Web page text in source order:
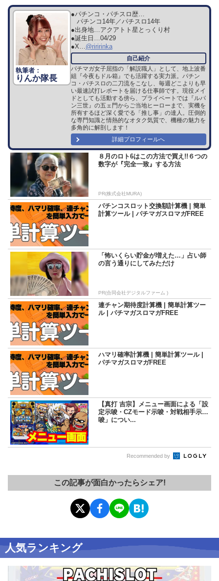
りんか隊長
●パチンコ・パチスロ歴…
パチンコ14年／パチスロ14年
●出身地…アクアトト星とっくり村
●誕生日…04/29
●X…@riririnka
パチマガ女子屈指の「解説職人」として、地上波番
組『今夜もドル箱』でも活躍する実力派。パチン
コ・パチスロの二刀流をこなし、毎週どこよりも早
い最速試打レポートを届ける仕事師です。現役メイ
ドとしても活動する傍ら、プライベートでは『ルパ
ン三世』の五ェ門からご当地ヒーローまで、実機を
所有するほど深く愛でる「推し事」の達人。圧倒的
な専門知識と情熱的なオタク気質で、機種の魅力を
多角的に解剖します！
詳細プロフィールへ
８月のロト6はこの方法で買え!!６つの
数字が『完全一致』する方法
PR(株式会社MURA)
パチンコスロット交換額計算機 | 簡単
計算ツール | パチマガスロマガFREE
「怖いくらい貯金が増えた…」占い師
の言う通りにしてみただけ
PR(合同会社デジタルファーム )
連チャン期待度計算機 | 簡単計算ツー
ル | パチマガスロマガFREE
ハマリ確率計算機 | 簡単計算ツール |
パチマガスロマガFREE
【真打 吉宗】メニュー画面による「設
定示唆・CZモード示唆・対戦相手示
唆」につい...
Recommended by
この記事が面白かったらシェア!
人気ランキング